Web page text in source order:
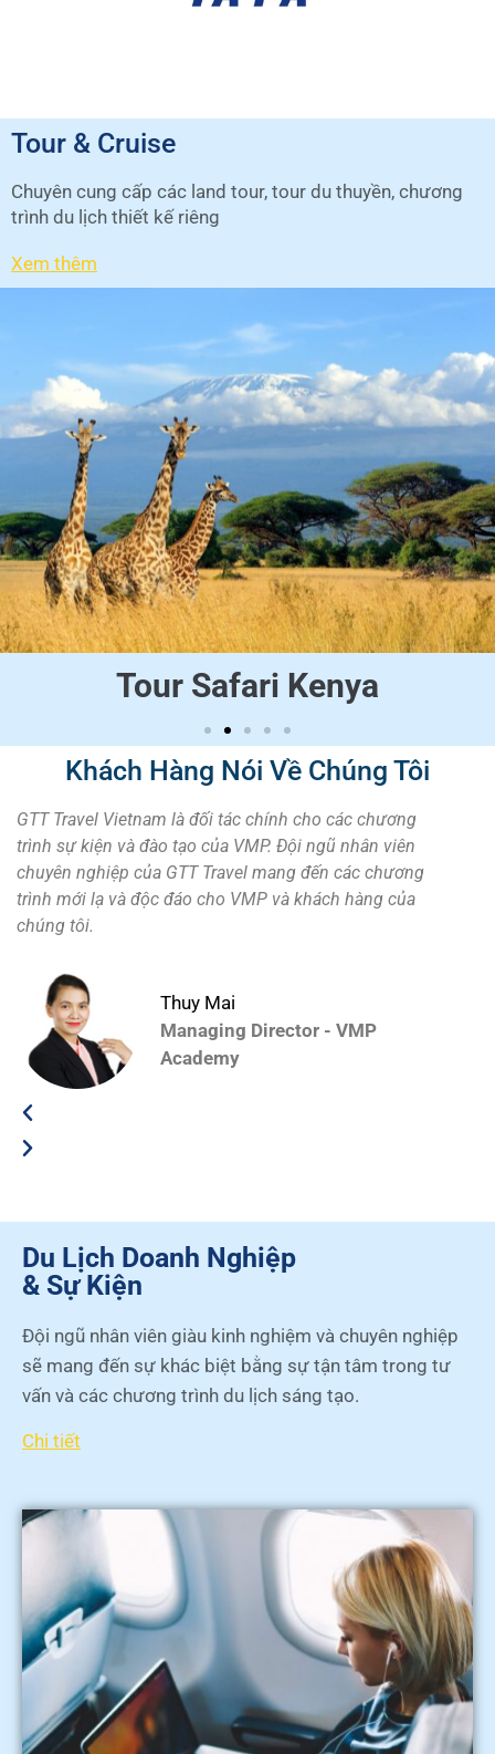
Tour & Cruise
Chuyên cung cấp các land tour, tour du thuyền, chương
trình du lịch thiết kế riêng
Xem thêm
Tour Safari Kenya
Khách Hàng Nói Về Chúng Tôi
GTT Travel Vietnam là đối tác chính cho các chương
trình sự kiện và đào tạo của VMP. Đội ngũ nhân viên
chuyên nghiệp của GTT Travel mang đến các chương
trình mới lạ và độc đáo cho VMP và khách hàng của
chúng tôi.
Thuy Mai
Managing Director - VMP
Academy
Du Lịch Doanh Nghiệp
& Sự Kiện
Đội ngũ nhân viên giàu kinh nghiệm và chuyên nghiệp
sẽ mang đến sự khác biệt bằng sự tận tâm trong tư
vấn và các chương trình du lịch sáng tạo.
Chi tiết